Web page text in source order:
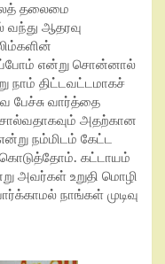
தலைமை
வந்து ஆதரவு
என்று சொன்னால்
நாம் திட்டவட்டமாகச்
வார்த்தை
அதற்கான
நம்மிடம் கேட்ட
கட்டாயம்
அவர்கள் உறுதி மொழி
நாங்கள் முடிவு